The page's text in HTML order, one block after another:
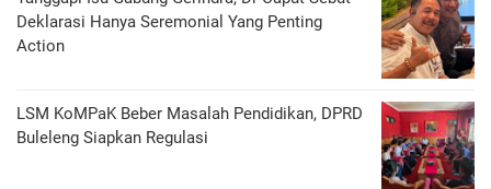
Deklarasi Hanya Seremonial Yang Penting
Action
LSM KoMPaK Beber Masalah Pendidikan, DPRD
Buleleng Siapkan Regulasi